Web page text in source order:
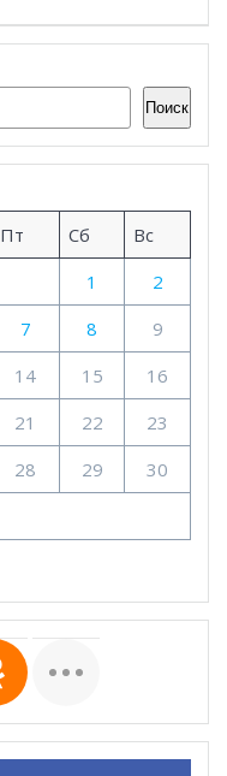
Поиск
Пт Сб
Вс
1
2
7 8
9
14 15
16
21 22
23
28 29
30